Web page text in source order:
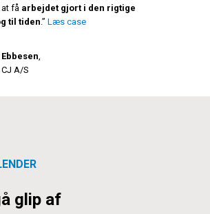
få arbejdet gjort i den rigtige
til tiden .” Læs case
A/S
glip af